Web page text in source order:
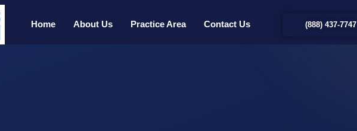
Home About Us Practice Area Contact Us (888) 437-7747